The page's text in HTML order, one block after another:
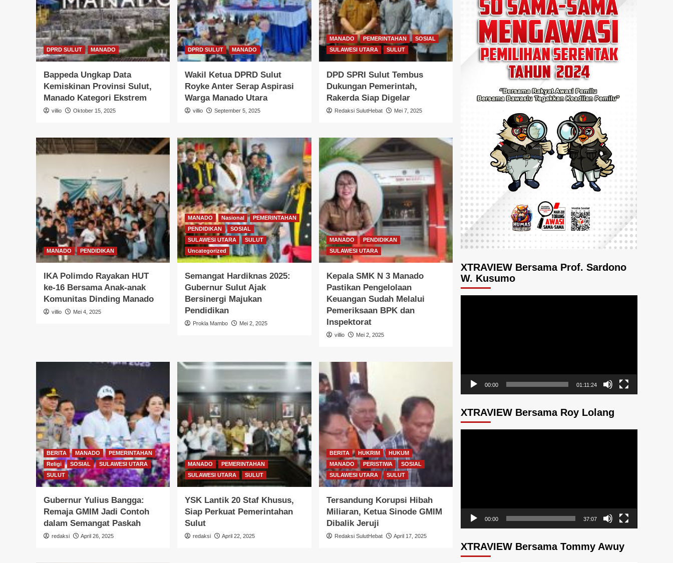
DPRD SULUT MANADO
Bappeda Ungkap Data
Kemiskinan Provinsi Sulut,
Manado Kategori Ekstrem
villio Oktober 15, 2025
DPRD SULUT MANADO
Wakil Ketua DPRD Sulut
Royke Anter Serap Aspirasi
Warga Manado Utara
villio September 5, 2025
MANADO PEMERINTAHAN
SOSIAL
SULAWESI UTARA
SULUT
DPD SPRI Sulut Tembus
Dukungan Pemerintah,
Rakerda Siap Digelar
Redaksi SulutHebat Mei 7, 2025
MANADO PENDIDIKAN
IKA Polimdo Rayakan HUT
ke-16 Bersama Anak-anak
Komunitas Dinding Manado
villio Mei 4, 2025
MANADO Nasional
PEMERINTAHAN
PENDIDIKAN
SOSIAL
SULAWESI UTARA
SULUT
Uncategorized
Semangat Hardiknas 2025:
Gubernur Sulut Ajak
Bersinergi Majukan
Pendidikan
Prokla Mambo Mei 2, 2025
MANADO
PENDIDIKAN
SULAWESI UTARA
Kepala SMK N 3 Manado
Pastikan Pengelolaan
Keuangan Sudah Melalui
Pemeriksaan BPK dan
Inspektorat
villio Mei 2, 2025
BERITA MANADO
PEMERINTAHAN
Religi
SOSIAL
SULAWESI UTARA
SULUT
Gubernur Yulius Bangga:
Remaja GMIM Jadi Contoh
dalam Semangat Paskah
redaksi April 26, 2025
MANADO
PEMERINTAHAN
SULAWESI UTARA
SULUT
YSK Lantik 20 Staf Khusus,
Siap Perkuat Pemerintahan
Sulut
redaksi April 22, 2025
BERITA HUKRIM
HUKUM
MANADO
PERISTIWA
SOSIAL
SULAWESI UTARA
SULUT
Tersandung Korupsi Hibah
Miliaran, Ketua Sinode GMIM
Dibalik Jeruji
Redaksi SulutHebat April 17, 2025
XTRAVIEW Bersama Prof. Sardono
W. Kusumo
00:00 01:11:24
XTRAVIEW Bersama Roy Lolang
00:00 37:07
XTRAVIEW Bersama Tommy Awuy